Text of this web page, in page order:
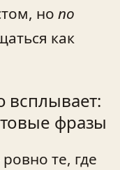
но по
как
всплывает:
фразы
те, где